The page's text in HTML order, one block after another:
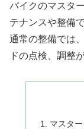
バイクのマスタ
テナンスや整備
通常の整備では
ドの点検、調整
マスタ